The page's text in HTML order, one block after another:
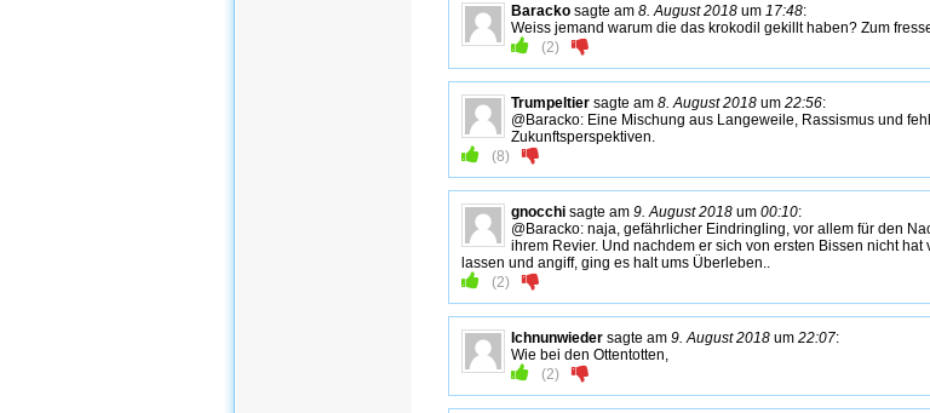
Baracko sagte am 8. August 2018 um 17:48:
Weiss jemand warum die das krokodil gekillt haben? Zum
(2)
Trumpeltier sagte am 8. August 2018 um 22:56:
@Baracko: Eine Mischung aus Langeweile, Rassismus und
Zukunftsperspektiven.
(8)
gnocchi sagte am 9. August 2018 um 00:10:
@Baracko: naja, gefährlicher Eindringling, vor allem für den
ihrem Revier. Und nachdem er sich von ersten Bissen nicht hat
lassen und angiff, ging es halt ums Überleben..
(2)
Ichnunwieder sagte am 9. August 2018 um 22:07:
Wie bei den Ottentotten,
(2)